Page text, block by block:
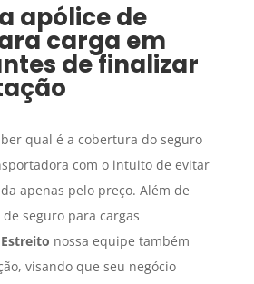
apólice de
carga em
de finalizar
qual é a cobertura do seguro
com o intuito de evitar
apenas pelo preço. Além de
seguro para cargas
Estreito nossa equipe também
visando que seu negócio